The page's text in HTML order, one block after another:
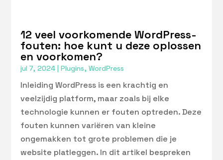
12 veel voorkomende WordPress-
fouten: hoe kunt u deze oplossen
en voorkomen?
jul 7, 2024 |Plugins,WordPress
Inleiding WordPress is een krachtig en
veelzijdig platform, maar zoals bij elke
technologie kunnen er fouten optreden. Deze
fouten kunnen variëren van kleine
ongemakken tot grote problemen die je
website platleggen. In dit artikel bespreken